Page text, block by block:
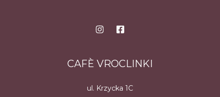
CAFÈ VROCLINKI
ul. Krzycka 1C